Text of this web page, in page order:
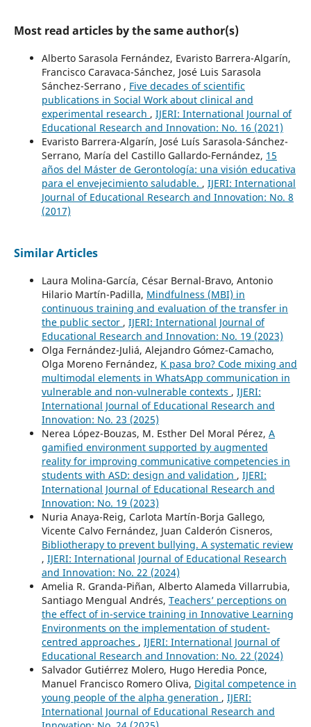
Most read articles by the same author(s)
Alberto Sarasola Fernández, Evaristo Barrera-Algarín,
Francisco Caravaca-Sánchez, José Luis Sarasola
Sánchez-Serrano , Five decades of scientific
publications in Social Work about clinical and
experimental research , IJERI: International Journal of
Educational Research and Innovation: No. 16 (2021)
Evaristo Barrera-Algarín, José Luís Sarasola-Sánchez-
Serrano, María del Castillo Gallardo-Fernández, 15
años del Máster de Gerontología: una visión educativa
para el envejecimiento saludable. , IJERI: International
Journal of Educational Research and Innovation: No. 8
(2017)
Similar Articles
Laura Molina-García, César Bernal-Bravo, Antonio
Hilario Martín-Padilla, Mindfulness (MBI) in
continuous training and evaluation of the transfer in
the public sector , IJERI: International Journal of
Educational Research and Innovation: No. 19 (2023)
Olga Fernández-Juliá, Alejandro Gómez-Camacho,
Olga Moreno Fernández, K pasa bro? Code mixing and
multimodal elements in WhatsApp communication in
vulnerable and non-vulnerable contexts , IJERI:
International Journal of Educational Research and
Innovation: No. 23 (2025)
Nerea López-Bouzas, M. Esther Del Moral Pérez, A
gamified environment supported by augmented
reality for improving communicative competencies in
students with ASD: design and validation , IJERI:
International Journal of Educational Research and
Innovation: No. 19 (2023)
Nuria Anaya-Reig, Carlota Martín-Borja Gallego,
Vicente Calvo Fernández, Juan Calderón Cisneros,
Bibliotherapy to prevent bullying. A systematic review
, IJERI: International Journal of Educational Research
and Innovation: No. 22 (2024)
Amelia R. Granda-Piñan, Alberto Alameda Villarrubia,
Santiago Mengual Andrés, Teachers’ perceptions on
the effect of in-service training in Innovative Learning
Environments on the implementation of student-
centred approaches , IJERI: International Journal of
Educational Research and Innovation: No. 22 (2024)
Salvador Gutiérrez Molero, Hugo Heredia Ponce,
Manuel Francisco Romero Oliva, Digital competence in
young people of the alpha generation , IJERI:
International Journal of Educational Research and